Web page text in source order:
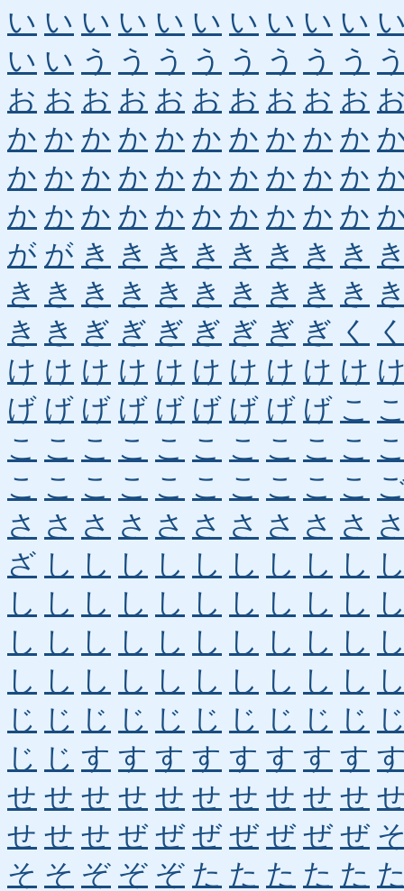
い い い い い い い い い い
い い う う う う う う う う
お お お お お お お お お お
か か か か か か か か か か
か か か か か か か か か か
か か か か か か か か か か
が が き き き き き き き き
き き き き き き き き き き
き き ぎ ぎ ぎ ぎ ぎ ぎ ぎ く
け け け け け け け け け け
げ げ げ げ げ げ げ げ げ こ
こ こ こ こ こ こ こ こ こ こ
こ こ こ こ こ こ こ こ こ こ
さ さ さ さ さ さ さ さ さ さ
ざ し し し し し し し し し
し し し し し し し し し し
し し し し し し し し し し
し し し し し し し し し し
じ じ じ じ じ じ じ じ じ じ
じ じ す す す す す す す す
せ せ せ せ せ せ せ せ せ せ
せ せ せ ぜ ぜ ぜ ぜ ぜ ぜ ぜ
そ そ ぞ ぞ ぞ た た た た た